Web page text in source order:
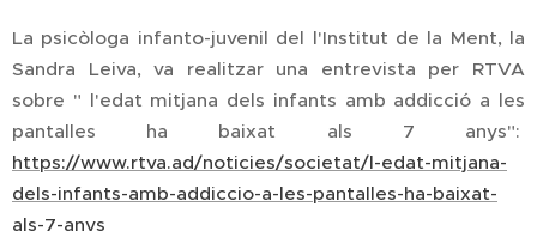
La psicòloga infanto-juvenil del l'Institut de la Ment, la
Sandra Leiva, va realitzar una entrevista per RTVA
sobre " l'edat mitjana dels infants amb addicció a les
pantalles ha baixat als 7 anys":
https://www.rtva.ad/noticies/societat/l-edat-mitjana-
dels-infants-amb-addiccio-a-les-pantalles-ha-baixat-
als-7-anys